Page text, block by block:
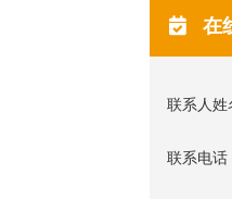
在
联系人姓
联系电话